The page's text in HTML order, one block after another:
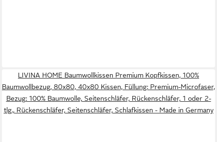
LIVINA HOME Baumwollkissen Premium Kopfkissen, 100%
Baumwollbezug, 80x80, 40x80 Kissen, Füllung: Premium-Microfaser,
Bezug: 100% Baumwolle, Seitenschläfer, Rückenschläfer, 1 oder 2-
tlg., Rückenschläfer, Seitenschläfer, Schlafkissen - Made in Germany